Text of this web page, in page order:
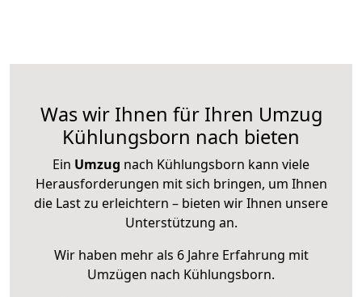
Was wir Ihnen für Ihren Umzug
Kühlungsborn nach bieten
Ein Umzug nach Kühlungsborn kann viele
Herausforderungen mit sich bringen, um Ihnen
die Last zu erleichtern – bieten wir Ihnen unsere
Unterstützung an.
Wir haben mehr als 6 Jahre Erfahrung mit
Umzügen nach Kühlungsborn.